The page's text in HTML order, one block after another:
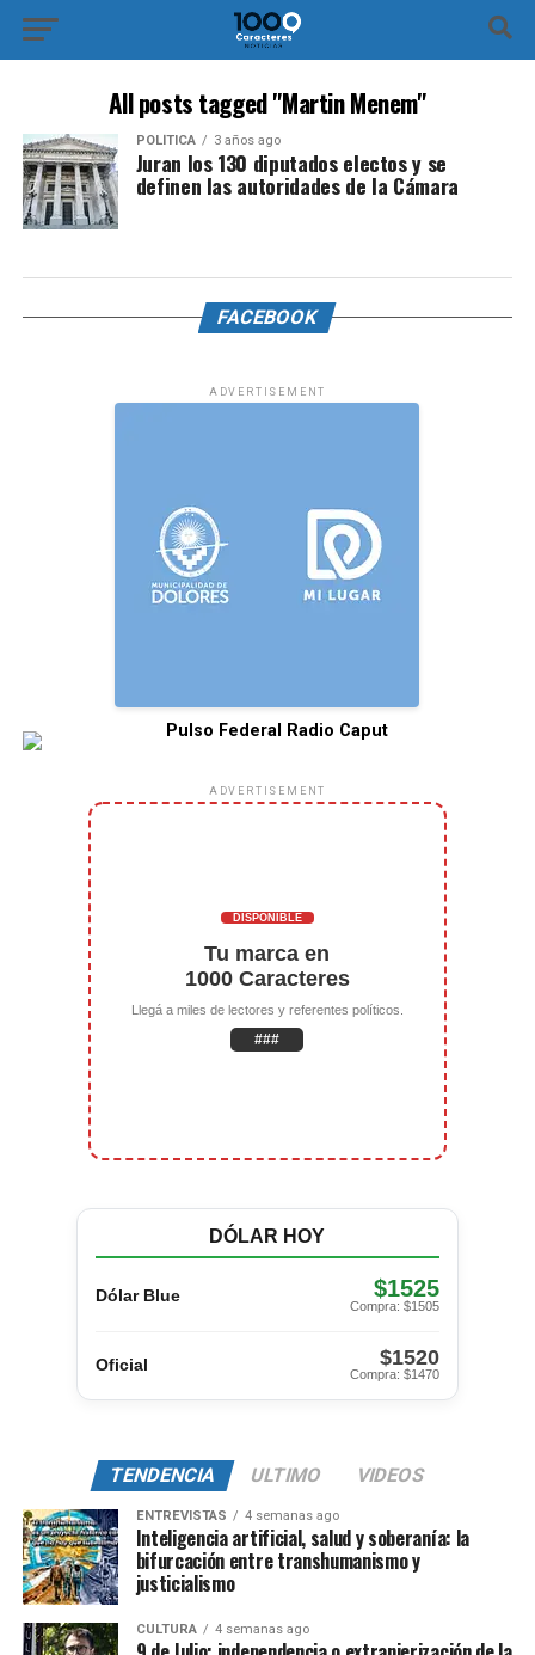
All posts tagged "Martin Menem"
POLÍTICA 3 años ago
Juran los 130 diputados electos y se
definen las autoridades de la Cámara
FACEBOOK
ADVERTISEMENT
ADVERTISEMENT
DISPONIBLE
Tu marca en
1000 Caracteres
Llegá a miles de lectores y referentes políticos.
###
DÓLAR HOY
Dólar Blue $1525
Compra: $1505
Oficial $1520
Compra: $1470
TENDENCIA ULTIMO VIDEOS
ENTREVISTAS 4 semanas ago
Inteligencia artificial, salud y soberanía: la
bifurcación entre transhumanismo y
justicialismo
CULTURA 4 semanas ago